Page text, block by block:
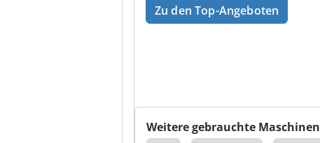
Zu den Top-Angeboten
Weitere gebrauchte